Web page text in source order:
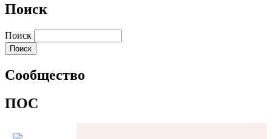
Поиск
Поиск
Сообщество
ПОС